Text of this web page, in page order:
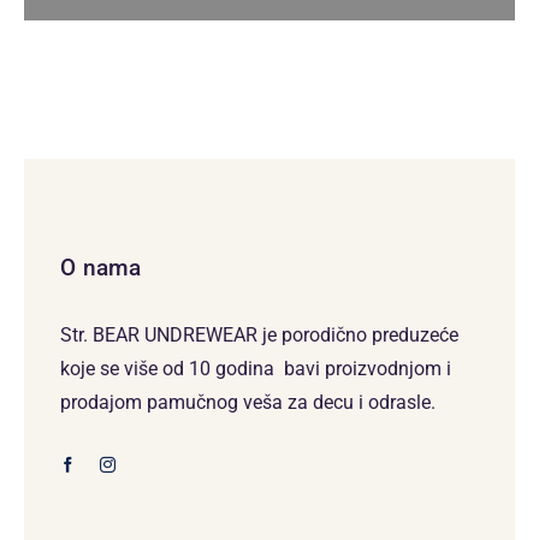
O nama
Str. BEAR UNDREWEAR je porodično preduzeće
koje se više od 10 godina bavi proizvodnjom i
prodajom pamučnog veša za decu i odrasle.